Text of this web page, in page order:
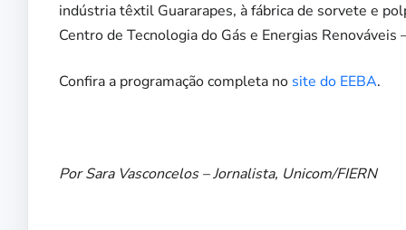
indústria têxtil Guararapes, à fábrica de sorvete e
Centro de Tecnologia do Gás e Energias Renováveis
Confira a programação completa no site do EEBA.
Por Sara Vasconcelos – Jornalista, Unicom/FIERN